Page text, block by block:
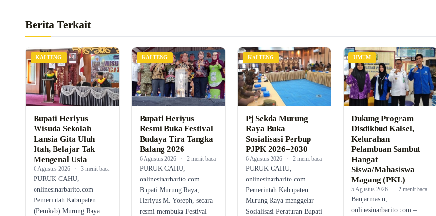
Berita Terkait
KALTENG
Bupati Heriyus
Wisuda Sekolah
Lansia Gita Uluh
Itah, Belajar Tak
Mengenal Usia
6 Agustus 2026 · 3 menit baca
PURUK CAHU,
onlinesinarbarito.com –
Pemerintah Kabupaten
(Pemkab) Murung Raya
KALTENG
Bupati Heriyus
Resmi Buka Festival
Budaya Tira Tangka
Balang 2026
6 Agustus 2026 · 2 menit baca
PURUK CAHU,
onlinesinarbarito.com –
Bupati Murung Raya,
Heriyus M. Yoseph, secara
resmi membuka Festival
KALTENG
Pj Sekda Murung
Raya Buka
Sosialisasi Perbup
PJPK 2026–2030
6 Agustus 2026 · 2 menit baca
PURUK CAHU,
onlinesinarbarito.com –
Pemerintah Kabupaten
Murung Raya menggelar
Sosialisasi Peraturan Bupati
UMUM
Dukung Program
Disdikbud Kalsel,
Kelurahan
Pelambuan Sambut
Hangat
Siswa/Mahasiswa
Magang (PKL)
5 Agustus 2026 · 2 menit baca
Banjarmasin,
onlinesinarbarito.com –